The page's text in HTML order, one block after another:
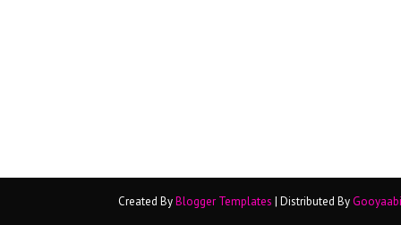
Created ByBlogger Templates | Distributed By Gooyaabi